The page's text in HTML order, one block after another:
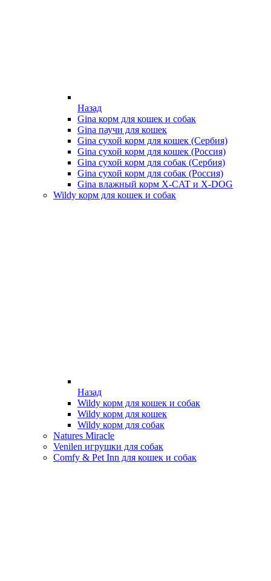
Назад
Gina корм для кошек и собак
Gina паучи для кошек
Gina сухой корм для кошек (Сербия)
Gina сухой корм для кошек (Россия)
Gina сухой корм для собак (Сербия)
Gina сухой корм для собак (Россия)
Gina влажный корм X-CAT и X-DOG
Wildy корм для кошек и собак
Назад
Wildy корм для кошек и собак
Wildy корм для кошек
Wildy корм для собак
Natures Miracle
Venilen игрушки для собак
Comfy & Pet Inn для кошек и собак